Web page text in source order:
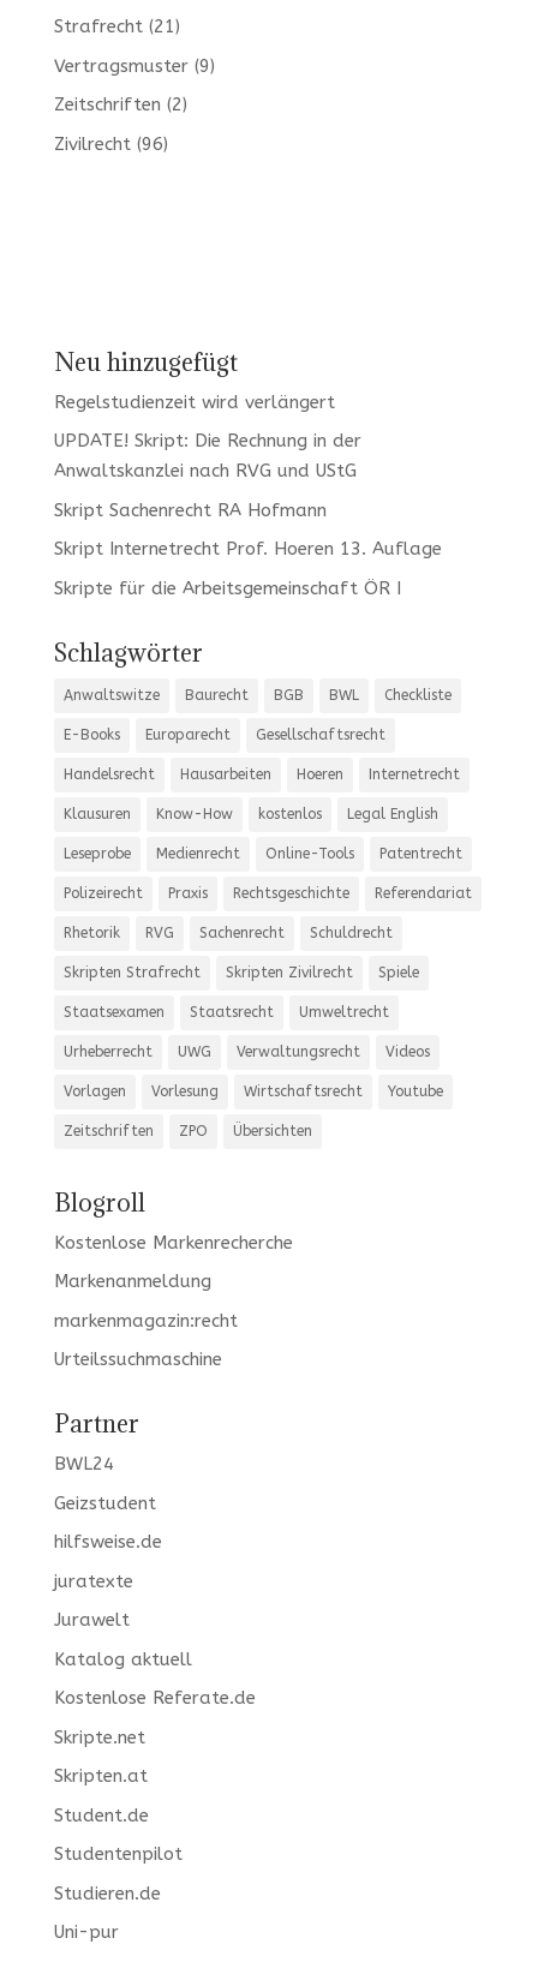
Strafrecht(21)
Vertragsmuster(9)
Zeitschriften (2)
Zivilrecht(96)
Neu hinzugefügt
Regelstudienzeit wird verlängert
UPDATE! Skript: Die Rechnung in der
Anwaltskanzlei nach RVG und UStG
Skript Sachenrecht RA Hofmann
Skript Internetrecht Prof. Hoeren 13. Auflage
Skripte für die Arbeitsgemeinschaft ÖR I
Schlagwörter
Anwaltswitze Baurecht BGB BWL Checkliste
E-Books Europarecht Gesellschaftsrecht
Handelsrecht Hausarbeiten Hoeren Internetrecht
Klausuren Know-How kostenlos Legal English
Leseprobe Medienrecht Online-Tools Patentrecht
Polizeirecht Praxis Rechtsgeschichte Referendariat
Rhetorik RVG Sachenrecht Schuldrecht
Skripten Strafrecht Skripten Zivilrecht Spiele
Staatsexamen Staatsrecht Umweltrecht
Urheberrecht UWG Verwaltungsrecht Videos
Vorlagen Vorlesung Wirtschaftsrecht Youtube
Zeitschriften ZPO Übersichten
Blogroll
Kostenlose Markenrecherche
Markenanmeldung
markenmagazin:recht
Urteilssuchmaschine
Partner
BWL24
Geizstudent
hilfsweise.de
juratexte
Jurawelt
Katalog aktuell
Kostenlose Referate.de
Skripte.net
Skripten.at
Student.de
Studentenpilot
Studieren.de
Uni-pur